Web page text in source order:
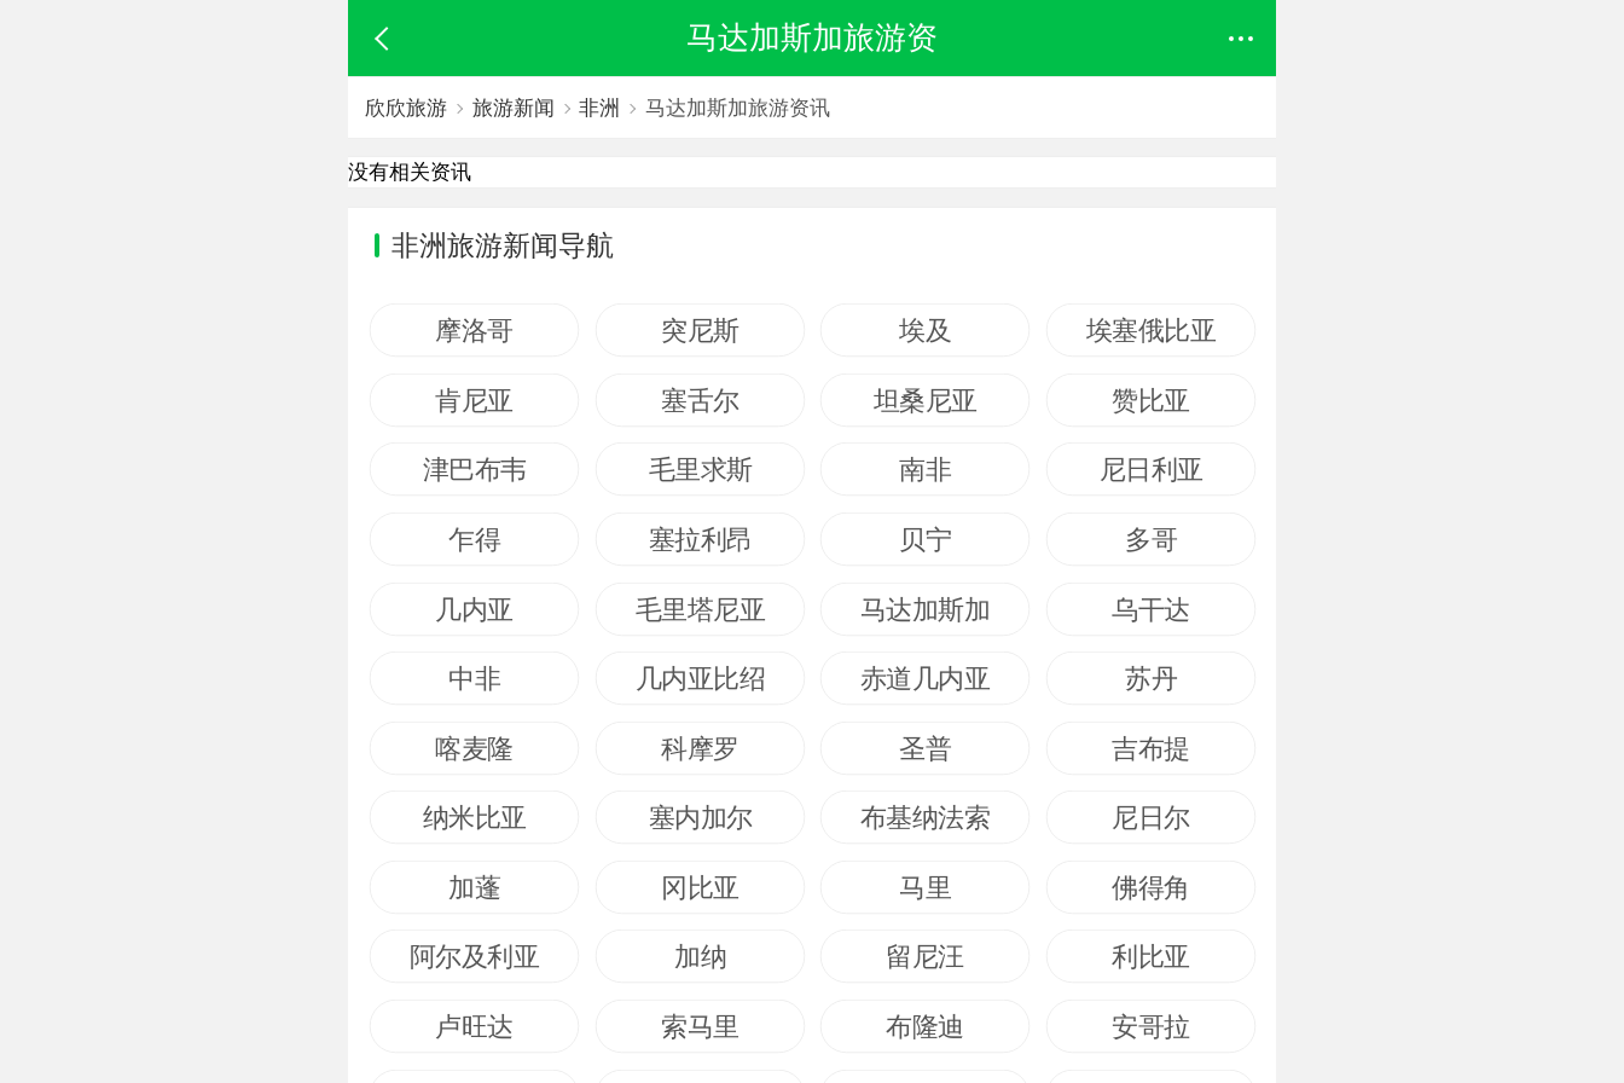
马达加斯加旅游资
欣欣旅游 旅游新闻 非洲 马达加斯加旅游资讯
没有相关资讯
非洲旅游新闻导航
摩洛哥 突尼斯 埃及 埃塞俄比亚
肯尼亚 塞舌尔 坦桑尼亚 赞比亚
津巴布韦 毛里求斯 南非 尼日利亚
乍得 塞拉利昂 贝宁 多哥
几内亚 毛里塔尼亚 马达加斯加 乌干达
中非 几内亚比绍 赤道几内亚 苏丹
喀麦隆 科摩罗 圣普 吉布提
纳米比亚 塞内加尔 布基纳法索 尼日尔
加蓬 冈比亚 马里 佛得角
阿尔及利亚 加纳 留尼汪 利比亚
卢旺达 索马里 布隆迪 安哥拉